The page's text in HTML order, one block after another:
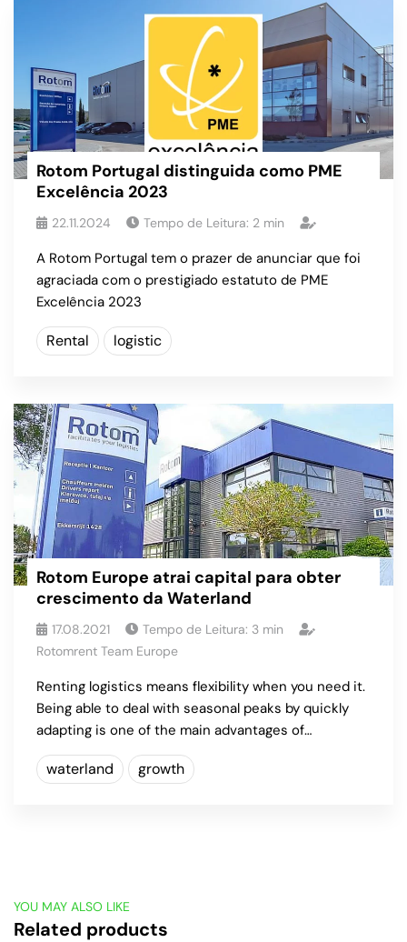
Rotom Portugal distinguida como PME
Excelência 2023
22.11.2024 Tempo de Leitura: 2 min
A Rotom Portugal tem o prazer de anunciar que foi
agraciada com o prestigiado estatuto de PME
Excelência 2023
Rental logistic
Rotom Europe atrai capital para obter
crescimento da Waterland
17.08.2021 Tempo de Leitura: 3 min
Rotomrent Team Europe
Renting logistics means flexibility when you need it.
Being able to deal with seasonal peaks by quickly
adapting is one of the main advantages of…
waterland growth
YOU MAY ALSO LIKE
Related products